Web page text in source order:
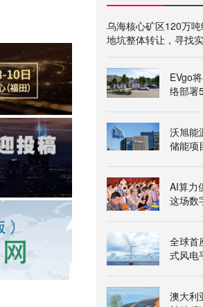
乌海核心矿区120万
地坑整体转让，寻找
EVgo
络部署
沃旭能
储能项
AI算力
这场数
全球首
式风电
澳大利